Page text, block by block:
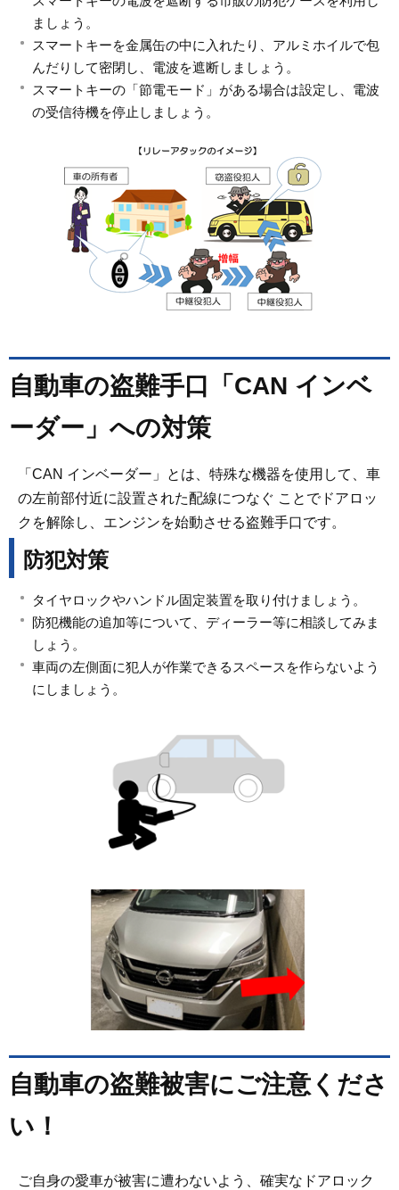
ましょう。
スマートキーを金属缶の中に入れたり、アルミホイルで包
んだりして密閉し、電波を遮断しましょう。
スマートキーの「節電モード」がある場合は設定し、電波
の受信待機を停止しましょう。
自動車の盗難手口「CAN インベ
ーダー」への対策
「CAN インベーダー」とは、特殊な機器を使用して、車
の左前部付近に設置された配線につなぐ ことでドアロッ
クを解除し、エンジンを始動させる盗難手口です。
防犯対策
タイヤロックやハンドル固定装置を取り付けましょう。
防犯機能の追加等について、ディーラー等に相談してみま
しょう。
車両の左側面に犯人が作業できるスペースを作らないよう
にしましょう。
自動車の盗難被害にご注意くださ
い！
ご自身の愛車が被害に遭わないよう、確実なドアロック